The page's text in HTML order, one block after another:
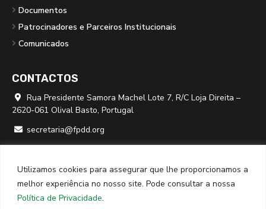
Utilizamos cookies para assegurar que lhe proporcionamos a
melhor experiência no nosso site. Pode consultar a nossa
Política de Privacidade.
Documentos
Patrocinadores e Parceiros Institucionais
Comunicados
CONTACTOS

Rua Presidente Samora Machel Lote 7, R/C Loja Direita –
2620-061 Olival Basto, Portugal
 secretaria@fpdd.org
⁽*⁾ chamada para rede fixa nacional